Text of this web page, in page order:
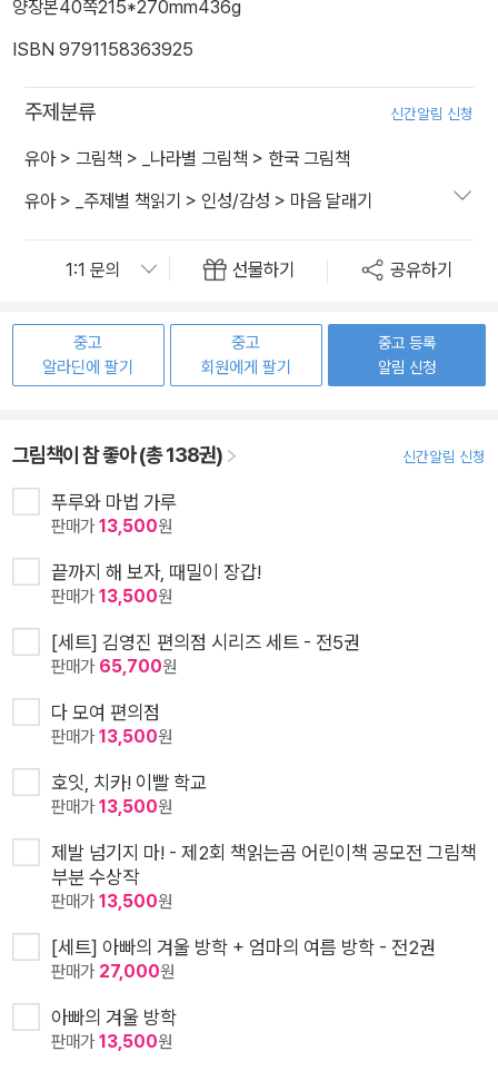
양장본40쪽215*270mm436g
ISBN 9791158363925
주제분류 신간알림 신청
유아> 그림책 > _나라별 그림책 > 한국 그림책
유아> _주제별 책읽기 > 인성/감성 > 마음 달래기
선물하기 공유하기
중고
알라딘에 팔기
중고
회원에게 팔기
중고 등록
알림 신청
그림책이 참 좋아 (총 138권) 신간알림 신청
푸루와 마법 가루
판매가13,500원
끝까지 해 보자, 때밀이 장갑!
판매가13,500원
[세트] 김영진 편의점 시리즈 세트 - 전5권
판매가 65,700원
다 모여 편의점
판매가13,500원
호잇, 치카! 이빨 학교
판매가13,500원
제발 넘기지 마! - 제2회 책읽는곰 어린이책 공모전 그림책
부분 수상작
판매가13,500원
[세트] 아빠의 겨울 방학 + 엄마의 여름 방학 - 전2권
판매가 27,000원
아빠의 겨울 방학
판매가13,500원